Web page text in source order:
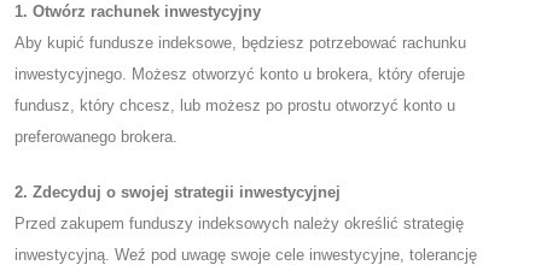
1. Otwórz rachunek inwestycyjny
Aby kupić fundusze indeksowe, będziesz potrzebować rachunku
inwestycyjnego. Możesz otworzyć konto u brokera, który oferuje
fundusz, który chcesz, lub możesz po prostu otworzyć konto u
preferowanego brokera.
2. Zdecyduj o swojej strategii inwestycyjnej
Przed zakupem funduszy indeksowych należy określić strategię
inwestycyjną. Weź pod uwagę swoje cele inwestycyjne, tolerancję